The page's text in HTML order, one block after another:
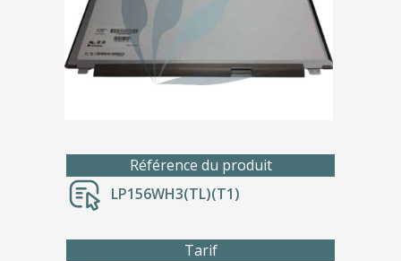
Référence du produit
LP156WH3(TL)(T1)
Tarif